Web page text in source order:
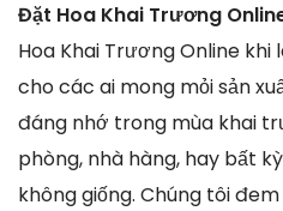
Đặt Hoa Khai Trương
Hoa Khai Trương Online
cho các ai mong mỏi sản
đáng nhớ trong mùa khai
phòng, nhà hàng, hay bất
không giống. Chúng tôi